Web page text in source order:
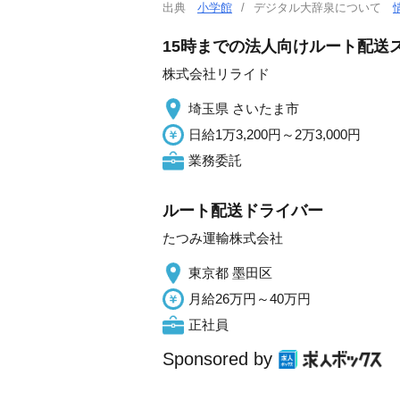
出典 小学館 デジタル大辞泉について
15時までの法人向けルート配送
株式会社リライド
埼玉県 さいたま市
日給1万3,200円～2万3,000円
業務委託
ルート配送ドライバー
たつみ運輸株式会社
東京都 墨田区
月給26万円～40万円
正社員
Sponsored by